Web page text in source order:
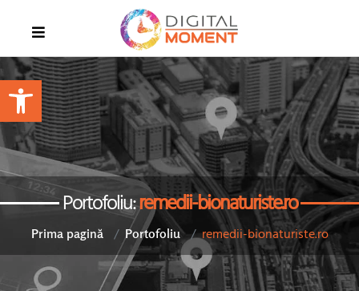
Portofoliu:remedii-bionaturiste.ro
Prima pagină Portofoliu remedii-bionaturiste.ro
Open toolbar